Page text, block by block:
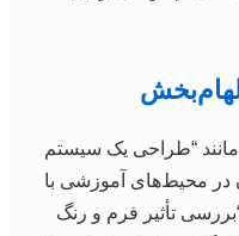
مانند “طراحی یک سیستم
در محیط‌های آموزشی با
تأثیر فرم و رنگ